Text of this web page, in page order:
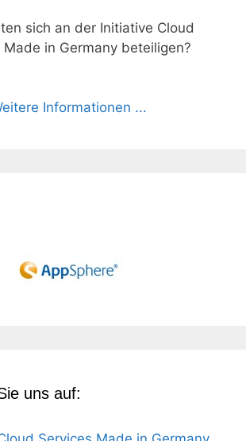
sich an der Initiative Cloud
Made in Germany beteiligen?
Informationen ...
uns auf: